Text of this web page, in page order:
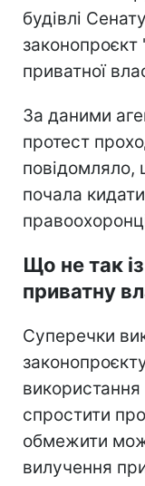
будівлі
приватної
За даними
протест
повідомляло,
почала
Що не так
приватну
Суперечки
використання
спростити
обмежити
вилучення